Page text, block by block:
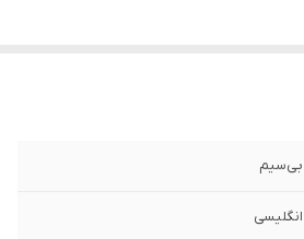
بی‌سیم
انگلیسی